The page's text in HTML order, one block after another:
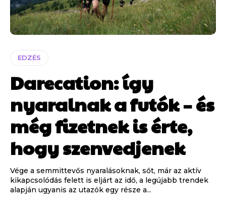
EDZÉS
Darecation: így
nyaralnak a futók – és
még fizetnek is érte,
hogy szenvedjenek
Vége a semmittevős nyaralásoknak, sőt, már az aktív
kikapcsolódás felett is eljárt az idő, a legújabb trendek
alapján ugyanis az utazók egy része a...